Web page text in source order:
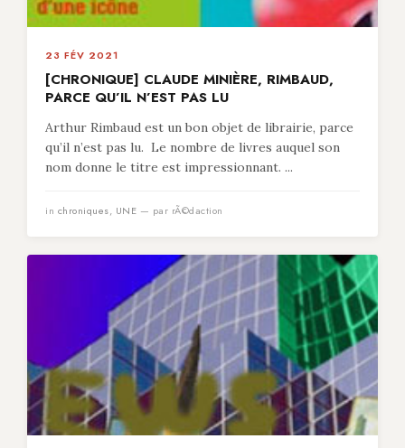
23 FÉV 2021
[CHRONIQUE] CLAUDE MINIÈRE, RIMBAUD,
PARCE QU’IL N’EST PAS LU
Arthur Rimbaud est un bon objet de librairie, parce
qu’il n’est pas lu. Le nombre de livres auquel son
nom donne le titre est impressionnant. ...
in chroniques, UNE — par rÃ©daction